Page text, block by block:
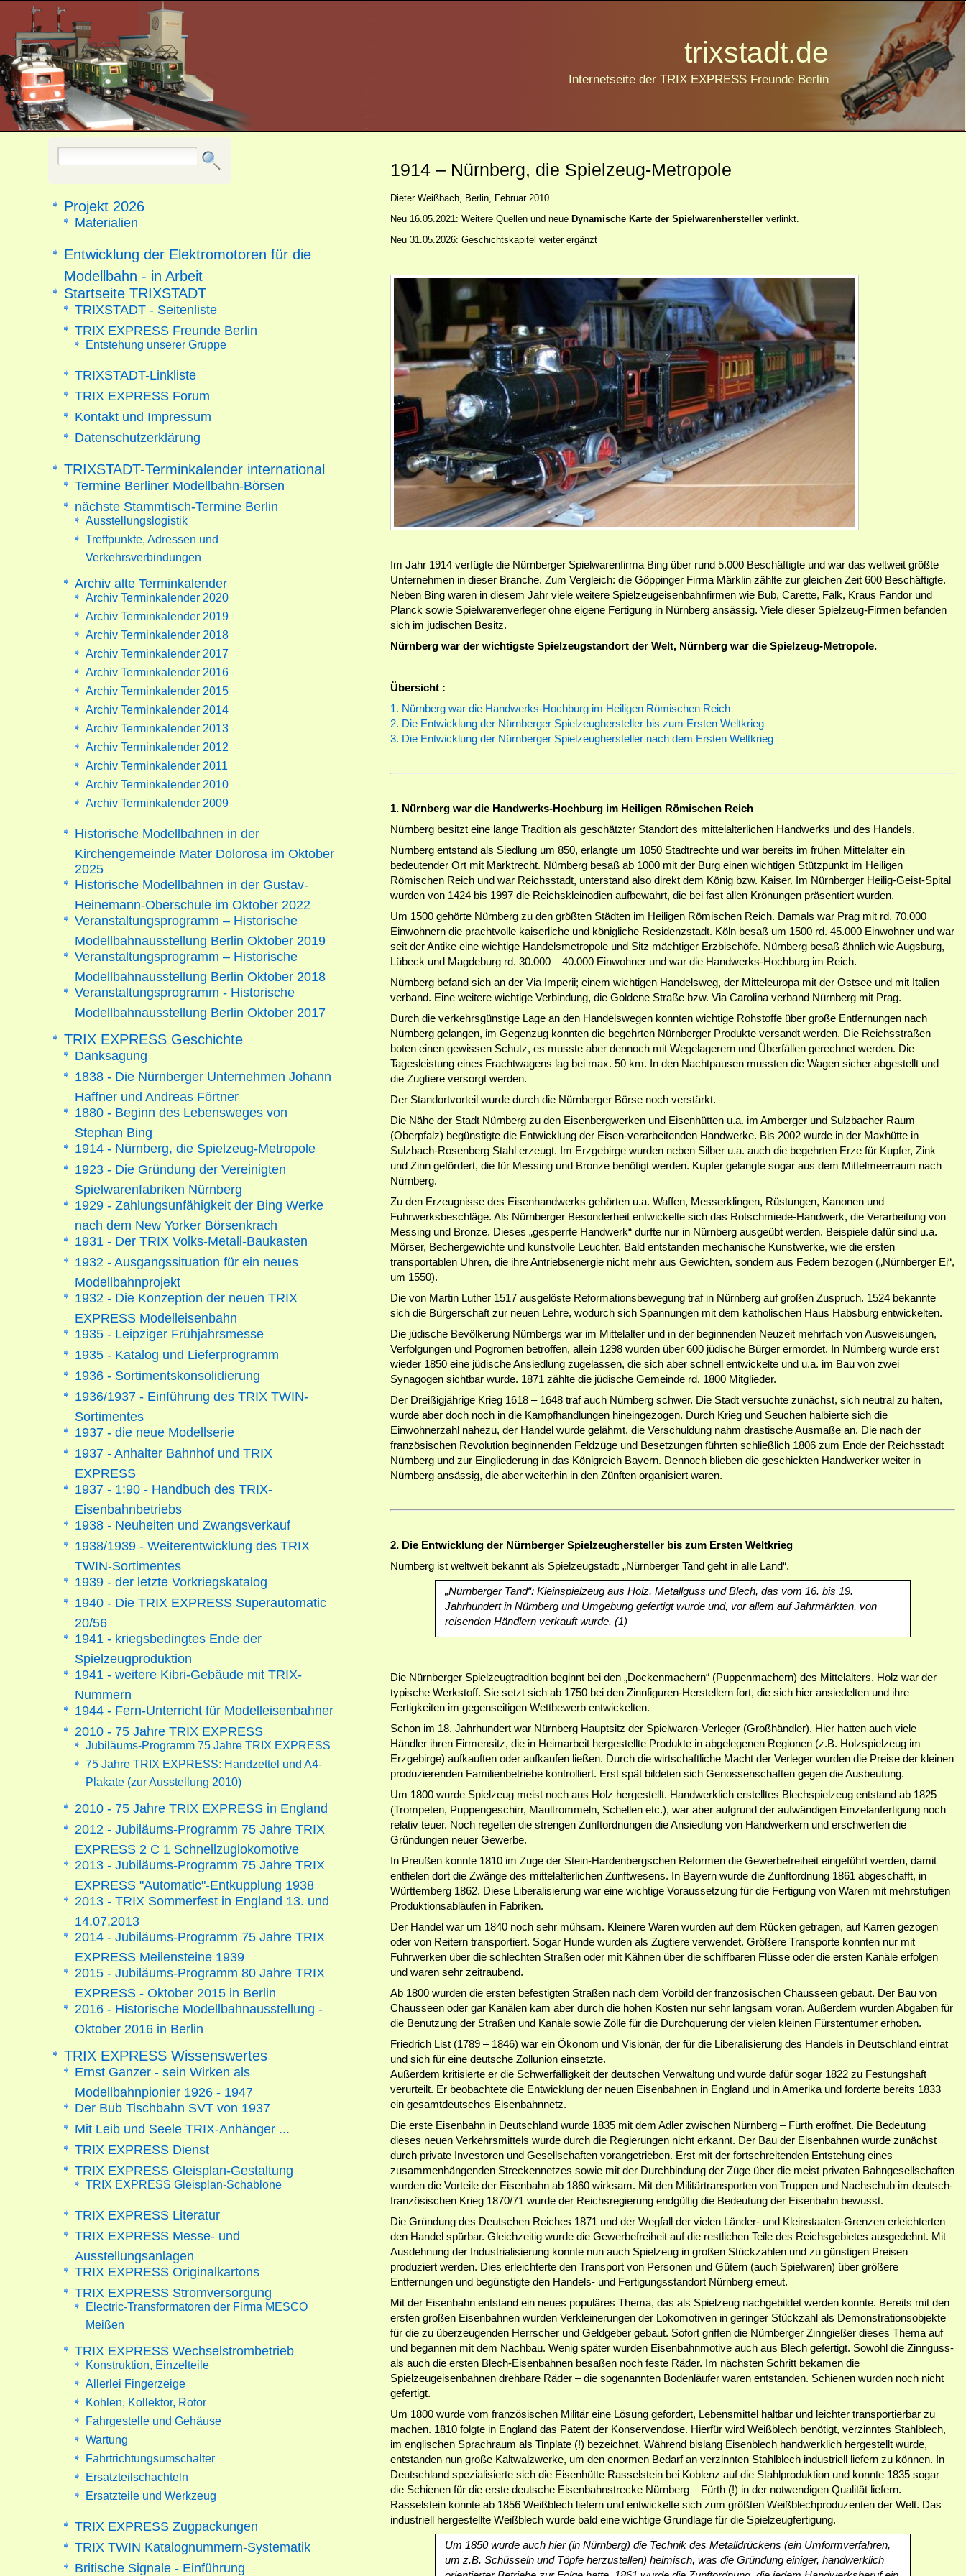
trixstadt.de
Internetseite der TRIX EXPRESS Freunde Berlin
1914 – Nürnberg, die Spielzeug-Metropole
Dieter Weißbach, Berlin, Februar 2010
Neu 16.05.2021: Weitere Quellen und neue Dynamische Karte der Spielwarenhersteller verlinkt.
Neu 31.05.2026: Geschichtskapitel weiter ergänzt
Im Jahr 1914 verfügte die Nürnberger Spielwarenfirma Bing über rund 5.000 Beschäftigte und war das weltweit größte
Unternehmen in dieser Branche. Zum Vergleich: die Göppinger Firma Märklin zählte zur gleichen Zeit 600 Beschäftigte.
Neben Bing waren in diesem Jahr viele weitere Spielzeugeisenbahnfirmen wie Bub, Carette, Falk, Kraus Fandor und
Planck sowie Spielwarenverleger ohne eigene Fertigung in Nürnberg ansässig. Viele dieser Spielzeug-Firmen befanden
sich im jüdischen Besitz.
Nürnberg war der wichtigste Spielzeugstandort der Welt, Nürnberg war die Spielzeug-Metropole.
Übersicht :
1. Nürnberg war die Handwerks-Hochburg im Heiligen Römischen Reich
2. Die Entwicklung der Nürnberger Spielzeughersteller bis zum Ersten Weltkrieg
3. Die Entwicklung der Nürnberger Spielzeughersteller nach dem Ersten Weltkrieg
1. Nürnberg war die Handwerks-Hochburg im Heiligen Römischen Reich
Nürnberg besitzt eine lange Tradition als geschätzter Standort des mittelalterlichen Handwerks und des Handels.
Nürnberg entstand als Siedlung um 850, erlangte um 1050 Stadtrechte und war bereits im frühen Mittelalter ein
bedeutender Ort mit Marktrecht. Nürnberg besaß ab 1000 mit der Burg einen wichtigen Stützpunkt im Heiligen
Römischen Reich und war Reichsstadt, unterstand also direkt dem König bzw. Kaiser. Im Nürnberger Heilig-Geist-Spital
wurden von 1424 bis 1997 die Reichskleinodien aufbewahrt, die bei fast allen Krönungen präsentiert wurden.
Um 1500 gehörte Nürnberg zu den größten Städten im Heiligen Römischen Reich. Damals war Prag mit rd. 70.000
Einwohnern die prachtvolle kaiserliche und königliche Residenzstadt. Köln besaß um 1500 rd. 45.000 Einwohner und war
seit der Antike eine wichtige Handelsmetropole und Sitz mächtiger Erzbischöfe. Nürnberg besaß ähnlich wie Augsburg,
Lübeck und Magdeburg rd. 30.000 – 40.000 Einwohner und war die Handwerks-Hochburg im Reich.
Nürnberg befand sich an der Via Imperii; einem wichtigen Handelsweg, der Mitteleuropa mit der Ostsee und mit Italien
verband. Eine weitere wichtige Verbindung, die Goldene Straße bzw. Via Carolina verband Nürnberg mit Prag.
Durch die verkehrsgünstige Lage an den Handelswegen konnten wichtige Rohstoffe über große Entfernungen nach
Nürnberg gelangen, im Gegenzug konnten die begehrten Nürnberger Produkte versandt werden. Die Reichsstraßen
boten einen gewissen Schutz, es musste aber dennoch mit Wegelagerern und Überfällen gerechnet werden. Die
Tagesleistung eines Frachtwagens lag bei max. 50 km. In den Nachtpausen mussten die Wagen sicher abgestellt und
die Zugtiere versorgt werden.
Der Standortvorteil wurde durch die Nürnberger Börse noch verstärkt.
Die Nähe der Stadt Nürnberg zu den Eisenbergwerken und Eisenhütten u.a. im Amberger und Sulzbacher Raum
(Oberpfalz) begünstigte die Entwicklung der Eisen-verarbeitenden Handwerke. Bis 2002 wurde in der Maxhütte in
Sulzbach-Rosenberg Stahl erzeugt. Im Erzgebirge wurden neben Silber u.a. auch die begehrten Erze für Kupfer, Zink
und Zinn gefördert, die für Messing und Bronze benötigt werden. Kupfer gelangte sogar aus dem Mittelmeerraum nach
Nürnberg.
Zu den Erzeugnisse des Eisenhandwerks gehörten u.a. Waffen, Messerklingen, Rüstungen, Kanonen und
Fuhrwerksbeschläge. Als Nürnberger Besonderheit entwickelte sich das Rotschmiede-Handwerk, die Verarbeitung von
Messing und Bronze. Dieses „gesperrte Handwerk“ durfte nur in Nürnberg ausgeübt werden. Beispiele dafür sind u.a.
Mörser, Bechergewichte und kunstvolle Leuchter. Bald entstanden mechanische Kunstwerke, wie die ersten
transportablen Uhren, die ihre Antriebsenergie nicht mehr aus Gewichten, sondern aus Federn bezogen („Nürnberger Ei“,
um 1550).
Die von Martin Luther 1517 ausgelöste Reformationsbewegung traf in Nürnberg auf großen Zuspruch. 1524 bekannte
sich die Bürgerschaft zur neuen Lehre, wodurch sich Spannungen mit dem katholischen Haus Habsburg entwickelten.
Die jüdische Bevölkerung Nürnbergs war im Mittelalter und in der beginnenden Neuzeit mehrfach von Ausweisungen,
Verfolgungen und Pogromen betroffen, allein 1298 wurden über 600 jüdische Bürger ermordet. In Nürnberg wurde erst
wieder 1850 eine jüdische Ansiedlung zugelassen, die sich aber schnell entwickelte und u.a. im Bau von zwei
Synagogen sichtbar wurde. 1871 zählte die jüdische Gemeinde rd. 1800 Mitglieder.
Der Dreißigjährige Krieg 1618 – 1648 traf auch Nürnberg schwer. Die Stadt versuchte zunächst, sich neutral zu halten,
wurde aber doch noch in die Kampfhandlungen hineingezogen. Durch Krieg und Seuchen halbierte sich die
Einwohnerzahl nahezu, der Handel wurde gelähmt, die Verschuldung nahm drastische Ausmaße an. Die nach der
französischen Revolution beginnenden Feldzüge und Besetzungen führten schließlich 1806 zum Ende der Reichsstadt
Nürnberg und zur Eingliederung in das Königreich Bayern. Dennoch blieben die geschickten Handwerker weiter in
Nürnberg ansässig, die aber weiterhin in den Zünften organisiert waren.
2. Die Entwicklung der Nürnberger Spielzeughersteller bis zum Ersten Weltkrieg
Nürnberg ist weltweit bekannt als Spielzeugstadt: „Nürnberger Tand geht in alle Land“.
„Nürnberger Tand“: Kleinspielzeug aus Holz, Metallguss und Blech, das vom 16. bis 19.
Jahrhundert in Nürnberg und Umgebung gefertigt wurde und, vor allem auf Jahrmärkten, von
reisenden Händlern verkauft wurde. (1)
Die Nürnberger Spielzeugtradition beginnt bei den „Dockenmachern“ (Puppenmachern) des Mittelalters. Holz war der
typische Werkstoff. Sie setzt sich ab 1750 bei den Zinnfiguren-Herstellern fort, die sich hier ansiedelten und ihre
Fertigkeiten im gegenseitigen Wettbewerb entwickelten.
Schon im 18. Jahrhundert war Nürnberg Hauptsitz der Spielwaren-Verleger (Großhändler). Hier hatten auch viele
Händler ihren Firmensitz, die in Heimarbeit hergestellte Produkte in abgelegenen Regionen (z.B. Holzspielzeug im
Erzgebirge) aufkauften oder aufkaufen ließen. Durch die wirtschaftliche Macht der Verleger wurden die Preise der kleinen
produzierenden Familienbetriebe kontrolliert. Erst spät bildeten sich Genossenschaften gegen die Ausbeutung.
Um 1800 wurde Spielzeug meist noch aus Holz hergestellt. Handwerklich erstelltes Blechspielzeug entstand ab 1825
(Trompeten, Puppengeschirr, Maultrommeln, Schellen etc.), war aber aufgrund der aufwändigen Einzelanfertigung noch
relativ teuer. Noch regelten die strengen Zunftordnungen die Ansiedlung von Handwerkern und erschwerten die
Gründungen neuer Gewerbe.
In Preußen konnte 1810 im Zuge der Stein-Hardenbergschen Reformen die Gewerbefreiheit eingeführt werden, damit
entfielen dort die Zwänge des mittelalterlichen Zunftwesens. In Bayern wurde die Zunftordnung 1861 abgeschafft, in
Württemberg 1862. Diese Liberalisierung war eine wichtige Voraussetzung für die Fertigung von Waren mit mehrstufigen
Produktionsabläufen in Fabriken.
Der Handel war um 1840 noch sehr mühsam. Kleinere Waren wurden auf dem Rücken getragen, auf Karren gezogen
oder von Reitern transportiert. Sogar Hunde wurden als Zugtiere verwendet. Größere Transporte konnten nur mit
Fuhrwerken über die schlechten Straßen oder mit Kähnen über die schiffbaren Flüsse oder die ersten Kanäle erfolgen
und waren sehr zeitraubend.
Ab 1800 wurden die ersten befestigten Straßen nach dem Vorbild der französischen Chausseen gebaut. Der Bau von
Chausseen oder gar Kanälen kam aber durch die hohen Kosten nur sehr langsam voran. Außerdem wurden Abgaben für
die Benutzung der Straßen und Kanäle sowie Zölle für die Durchquerung der vielen kleinen Fürstentümer erhoben.
Friedrich List (1789 – 1846) war ein Ökonom und Visionär, der für die Liberalisierung des Handels in Deutschland eintrat
und sich für eine deutsche Zollunion einsetzte.
Außerdem kritisierte er die Schwerfälligkeit der deutschen Verwaltung und wurde dafür sogar 1822 zu Festungshaft
verurteilt. Er beobachtete die Entwicklung der neuen Eisenbahnen in England und in Amerika und forderte bereits 1833
ein gesamtdeutsches Eisenbahnnetz.
Die erste Eisenbahn in Deutschland wurde 1835 mit dem Adler zwischen Nürnberg – Fürth eröffnet. Die Bedeutung
dieses neuen Verkehrsmittels wurde durch die Regierungen nicht erkannt. Der Bau der Eisenbahnen wurde zunächst
durch private Investoren und Gesellschaften vorangetrieben. Erst mit der fortschreitenden Entstehung eines
zusammenhängenden Streckennetzes sowie mit der Durchbindung der Züge über die meist privaten Bahngesellschaften
wurden die Vorteile der Eisenbahn ab 1860 wirksam. Mit den Militärtransporten von Truppen und Nachschub im deutsch-
französischen Krieg 1870/71 wurde der Reichsregierung endgültig die Bedeutung der Eisenbahn bewusst.
Die Gründung des Deutschen Reiches 1871 und der Wegfall der vielen Länder- und Kleinstaaten-Grenzen erleichterten
den Handel spürbar. Gleichzeitig wurde die Gewerbefreiheit auf die restlichen Teile des Reichsgebietes ausgedehnt. Mit
Ausdehnung der Industrialisierung konnte nun auch Spielzeug in großen Stückzahlen und zu günstigen Preisen
produziert werden. Dies erleichterte den Transport von Personen und Gütern (auch Spielwaren) über größere
Entfernungen und begünstigte den Handels- und Fertigungsstandort Nürnberg erneut.
Mit der Eisenbahn entstand ein neues populäres Thema, das als Spielzeug nachgebildet werden konnte. Bereits mit den
ersten großen Eisenbahnen wurden Verkleinerungen der Lokomotiven in geringer Stückzahl als Demonstrationsobjekte
für die zu überzeugenden Herrscher und Geldgeber gebaut. Sofort griffen die Nürnberger Zinngießer dieses Thema auf
und begannen mit dem Nachbau. Wenig später wurden Eisenbahnmotive auch aus Blech gefertigt. Sowohl die Zinnguss-
als auch die ersten Blech-Eisenbahnen besaßen noch feste Räder. Im nächsten Schritt bekamen die
Spielzeugeisenbahnen drehbare Räder – die sogenannten Bodenläufer waren entstanden. Schienen wurden noch nicht
gefertigt.
Um 1800 wurde vom französischen Militär eine Lösung gefordert, Lebensmittel haltbar und leichter transportierbar zu
machen. 1810 folgte in England das Patent der Konservendose. Hierfür wird Weißblech benötigt, verzinntes Stahlblech,
im englischen Sprachraum als Tinplate (!) bezeichnet. Während bislang Eisenblech handwerklich hergestellt wurde,
entstanden nun große Kaltwalzwerke, um den enormen Bedarf an verzinnten Stahlblech industriell liefern zu können. In
Deutschland spezialisierte sich die Eisenhütte Rasselstein bei Koblenz auf die Stahlproduktion und konnte 1835 sogar
die Schienen für die erste deutsche Eisenbahnstrecke Nürnberg – Fürth (!) in der notwendigen Qualität liefern.
Rasselstein konnte ab 1856 Weißblech liefern und entwickelte sich zum größten Weißblechproduzenten der Welt. Das
industriell hergestellte Weißblech wurde bald eine wichtige Grundlage für die Spielzeugfertigung.
Um 1850 wurde auch hier (in Nürnberg) die Technik des Metalldrückens (ein Umformverfahren,
um z.B. Schüsseln und Töpfe herzustellen) heimisch, was die Gründung einiger, handwerklich
Projekt 2026
Materialien
Entwicklung der Elektromotoren für die
Modellbahn - in Arbeit
Startseite TRIXSTADT
TRIXSTADT - Seitenliste
TRIX EXPRESS Freunde Berlin
Entstehung unserer Gruppe
TRIXSTADT-Linkliste
TRIX EXPRESS Forum
Kontakt und Impressum
Datenschutzerklärung
TRIXSTADT-Terminkalender international
Termine Berliner Modellbahn-Börsen
nächste Stammtisch-Termine Berlin
Ausstellungslogistik
Treffpunkte, Adressen und
Verkehrsverbindungen
Archiv alte Terminkalender
Archiv Terminkalender 2020
Archiv Terminkalender 2019
Archiv Terminkalender 2018
Archiv Terminkalender 2017
Archiv Terminkalender 2016
Archiv Terminkalender 2015
Archiv Terminkalender 2014
Archiv Terminkalender 2013
Archiv Terminkalender 2012
Archiv Terminkalender 2011
Archiv Terminkalender 2010
Archiv Terminkalender 2009
Historische Modellbahnen in der
Kirchengemeinde Mater Dolorosa im Oktober
2025
Historische Modellbahnen in der Gustav-
Heinemann-Oberschule im Oktober 2022
Veranstaltungsprogramm – Historische
Modellbahnausstellung Berlin Oktober 2019
Veranstaltungsprogramm – Historische
Modellbahnausstellung Berlin Oktober 2018
Veranstaltungsprogramm - Historische
Modellbahnausstellung Berlin Oktober 2017
TRIX EXPRESS Geschichte
Danksagung
1838 - Die Nürnberger Unternehmen Johann
Haffner und Andreas Förtner
1880 - Beginn des Lebensweges von
Stephan Bing
1914 - Nürnberg, die Spielzeug-Metropole
1923 - Die Gründung der Vereinigten
Spielwarenfabriken Nürnberg
1929 - Zahlungsunfähigkeit der Bing Werke
nach dem New Yorker Börsenkrach
1931 - Der TRIX Volks-Metall-Baukasten
1932 - Ausgangssituation für ein neues
Modellbahnprojekt
1932 - Die Konzeption der neuen TRIX
EXPRESS Modelleisenbahn
1935 - Leipziger Frühjahrsmesse
1935 - Katalog und Lieferprogramm
1936 - Sortimentskonsolidierung
1936/1937 - Einführung des TRIX TWIN-
Sortimentes
1937 - die neue Modellserie
1937 - Anhalter Bahnhof und TRIX
EXPRESS
1937 - 1:90 - Handbuch des TRIX-
Eisenbahnbetriebs
1938 - Neuheiten und Zwangsverkauf
1938/1939 - Weiterentwicklung des TRIX
TWIN-Sortimentes
1939 - der letzte Vorkriegskatalog
1940 - Die TRIX EXPRESS Superautomatic
20/56
1941 - kriegsbedingtes Ende der
Spielzeugproduktion
1941 - weitere Kibri-Gebäude mit TRIX-
Nummern
1944 - Fern-Unterricht für Modelleisenbahner
2010 - 75 Jahre TRIX EXPRESS
Jubiläums-Programm 75 Jahre TRIX EXPRESS
75 Jahre TRIX EXPRESS: Handzettel und A4-
Plakate (zur Ausstellung 2010)
2010 - 75 Jahre TRIX EXPRESS in England
2012 - Jubiläums-Programm 75 Jahre TRIX
EXPRESS 2 C 1 Schnellzuglokomotive
2013 - Jubiläums-Programm 75 Jahre TRIX
EXPRESS "Automatic"-Entkupplung 1938
2013 - TRIX Sommerfest in England 13. und
14.07.2013
2014 - Jubiläums-Programm 75 Jahre TRIX
EXPRESS Meilensteine 1939
2015 - Jubiläums-Programm 80 Jahre TRIX
EXPRESS - Oktober 2015 in Berlin
2016 - Historische Modellbahnausstellung -
Oktober 2016 in Berlin
TRIX EXPRESS Wissenswertes
Ernst Ganzer - sein Wirken als
Modellbahnpionier 1926 - 1947
Der Bub Tischbahn SVT von 1937
Mit Leib und Seele TRIX-Anhänger ...
TRIX EXPRESS Dienst
TRIX EXPRESS Gleisplan-Gestaltung
TRIX EXPRESS Gleisplan-Schablone
TRIX EXPRESS Literatur
TRIX EXPRESS Messe- und
Ausstellungsanlagen
TRIX EXPRESS Originalkartons
TRIX EXPRESS Stromversorgung
Electric-Transformatoren der Firma MESCO
Meißen
TRIX EXPRESS Wechselstrombetrieb
Konstruktion, Einzelteile
Allerlei Fingerzeige
Kohlen, Kollektor, Rotor
Fahrgestelle und Gehäuse
Wartung
Fahrtrichtungsumschalter
Ersatzteilschachteln
Ersatzteile und Werkzeug
TRIX EXPRESS Zugpackungen
TRIX TWIN Katalognummern-Systematik
Britische Signale - Einführung